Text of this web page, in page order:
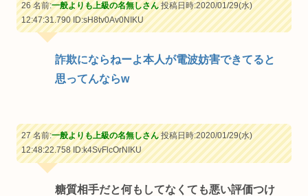
26 名前:一般よりも上級の名無しさん投稿日時:2020/01/29(水)
12:47:31.790ID:sH8tv0Av0NIKU
詐欺にならねーよ本人が電波妨害できてると
思ってんならw
27 名前:一般よりも上級の名無しさん投稿日時:2020/01/29(水)
12:48:22.758ID:k4SvFlcOrNIKU
糖質相手だと何もしてなくても悪い評価つけ